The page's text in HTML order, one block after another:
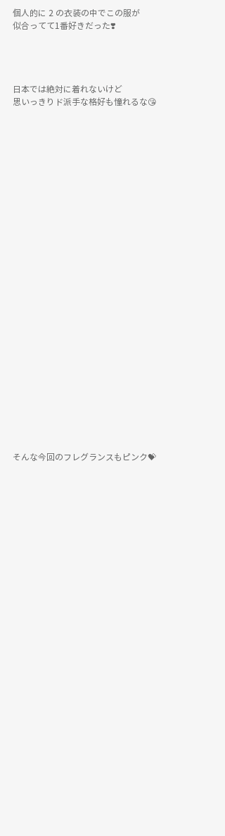
個人的に 2 の衣装の中でこの服が
似合ってて1番好きだった❣️
日本では絶対に着れないけど
思いっきりド派手な格好も憧れるな😘
そんな今回のフレグランスもピンク💝